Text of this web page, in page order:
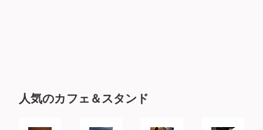
人気のカフェ＆スタンド